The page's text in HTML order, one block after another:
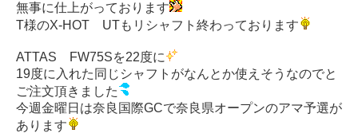
無事に仕上がっております
T様のX-HOT UTもリシャフト終わっております
ATTAS FW75Sを22度に
19度に入れた同じシャフトがなんとか使えそうなのでと
ご注文頂きました
今週金曜日は奈良国際GCで奈良県オープンのアマ予選が
あります